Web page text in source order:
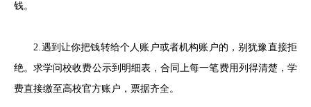
钱。
2.遇到让你把钱转给个人账户或者机构账户的，别犹豫直接拒
绝。求学问校收费公示到明细表，合同上每一笔费用列得清楚，学
费直接缴至高校官方账户，票据齐全。